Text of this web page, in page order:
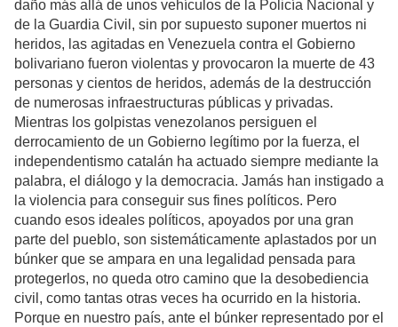
daño más allá de unos vehículos de la Policía Nacional y
de la Guardia Civil, sin por supuesto suponer muertos ni
heridos, las agitadas en Venezuela contra el Gobierno
bolivariano fueron violentas y provocaron la muerte de 43
personas y cientos de heridos, además de la destrucción
de numerosas infraestructuras públicas y privadas.
Mientras los golpistas venezolanos persiguen el
derrocamiento de un Gobierno legítimo por la fuerza, el
independentismo catalán ha actuado siempre mediante la
palabra, el diálogo y la democracia. Jamás han instigado a
la violencia para conseguir sus fines políticos. Pero
cuando esos ideales políticos, apoyados por una gran
parte del pueblo, son sistemáticamente aplastados por un
búnker que se ampara en una legalidad pensada para
protegerlos, no queda otro camino que la desobediencia
civil, como tantas otras veces ha ocurrido en la historia.
Porque en nuestro país, ante el búnker representado por el